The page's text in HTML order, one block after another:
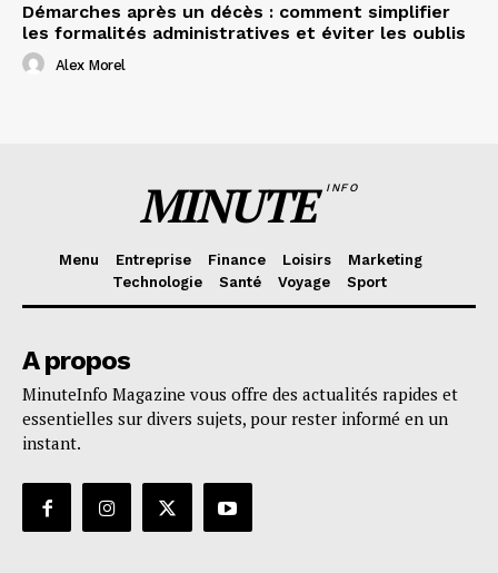
Démarches après un décès : comment simplifier
les formalités administratives et éviter les oublis
Alex Morel
MINUTE INFO
Menu Entreprise Finance Loisirs
Marketing
Technologie
Santé Voyage Sport
A propos
MinuteInfo Magazine vous offre des actualités rapides et
essentielles sur divers sujets, pour rester informé en un
instant.